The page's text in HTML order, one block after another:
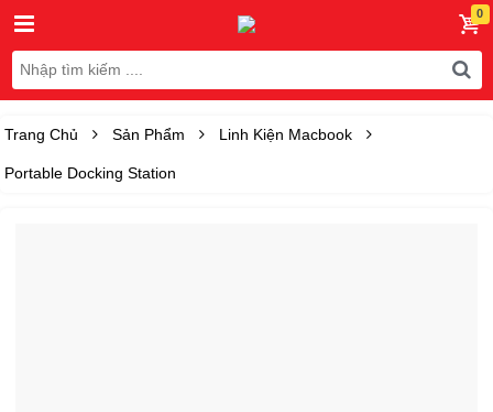
Trang Chủ Sản Phẩm Linh Kiện Macbook
Portable Docking Station